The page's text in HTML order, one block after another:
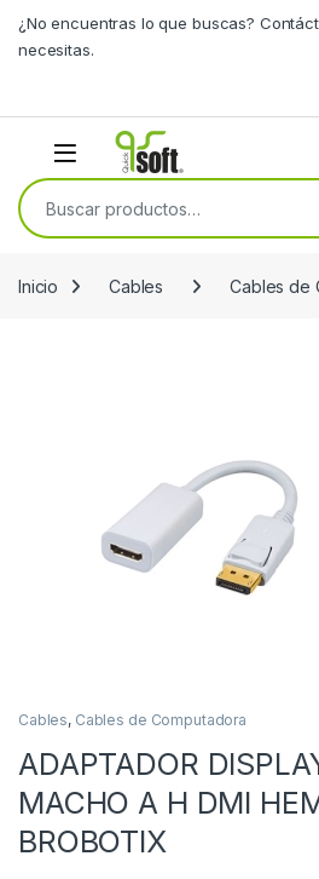
¿No encuentras lo que buscas?
necesitas.
Buscar por:
Inicio Cables Cables de
Cables, Cables de Computadora
ADAPTADOR
MACHO A H DMI
BROBOTIX